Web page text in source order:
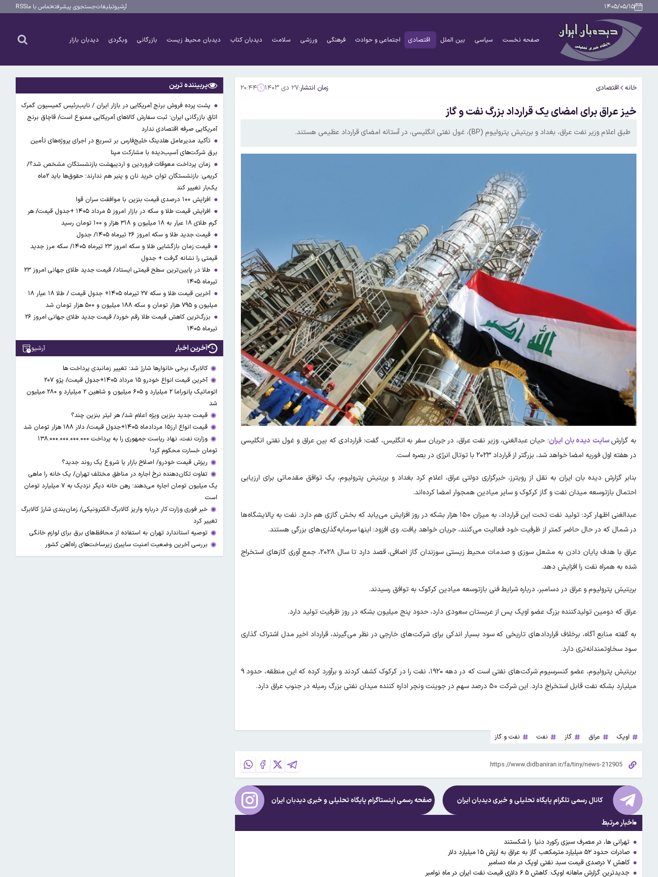
۱۴۰۵/۰۵/۱۵ آرشیوتبلیغاتجستجوی پیشرفتهتماس با ماRSS
صفحه نخست سیاسی بین الملل اقتصادی اجتماعی و حوادث فرهنگی ورزشی سلامت دیدبان کتاب دیدبان محیط زیست بازرگانی وبگردی دیدبان بازار
خانه اقتصادی زمان انتشار:۲۷ دی ۱۴۰۳ ۲۰:۴۴
خیز عراق برای امضای یک قرارداد بزرگ نفت و گاز
طبق اعلام وزیر نفت عراق، بغداد و بریتیش پترولیوم (BP)، غول نفتی انگلیسی، در آستانه امضای قرارداد عظیمی هستند.
به گزارشسایت دیده بان ایران؛ حیان عبدالغنی، وزیر نفت عراق، در جریان سفر به انگلیس، گفت: قراردادی که بین عراق و غول نفتی انگلیسی
در هفته اول فوریه امضا خواهد شد، بزرگتر از قرارداد ۲۰۲۳ با توتال انرژی در بصره است.
بنابر گزارش دیده بان ایران به نقل از رویترز، خبرگزاری دولتی عراق، اعلام کرد بغداد و بریتیش پترولیوم، یک توافق مقدماتی برای ارزیابی
احتمال بازتوسعه میدان نفت و گاز کرکوک و سایر میادین همجوار امضا کرده‌اند.
عبدالغنی اظهار کرد: تولید نفت تحت این قرارداد، به میزان ۱۵۰ هزار بشکه در روز افزایش می‌یابد که بخش گازی هم دارد. نفت به پالایشگاه‌ها
در شمال که در حال حاضر کمتر از ظرفیت خود فعالیت می‌کنند، جریان خواهد یافت. وی افزود: اینها سرمایه‌گذاری‌های بزرگی هستند.
عراق با هدف پایان دادن به مشعل سوزی و صدمات محیط زیستی سوزندان گاز اضافی، قصد دارد تا سال ۲۰۲۸، جمع آوری گاز‌های استخراج
شده به همراه نفت را افزایش دهد.
بریتیش پترولیوم و عراق در دسامبر، درباره شرایط فنی بازتوسعه میادین کرکوک به توافق رسیدند.
عراق که دومین تولیدکننده بزرگ عضو اوپک پس از عربستان سعودی دارد، حدود پنج میلیون بشکه در روز ظرفیت تولید دارد.
به گفته منابع آگاه، برخلاف قرارداد‌های تاریخی که سود بسیار اندکی برای شرکت‌های خارجی در نظر می‌گیرند، قرارداد اخیر مدل اشتراک گذاری
سود سخاوتمندانه‌تری دارد.
بریتیش پترولیوم، عضو کنسرسیوم شرکت‌های نفتی است که در دهه ۱۹۲۰، نفت را در کرکوک کشف کردند و برآورد کرده که این منطقه، حدود ۹
میلیارد بشکه نفت قابل استخراج دارد. این شرکت ۵۰ درصد سهم در جوینت ونچر اداره کننده میدان نفتی بزرگ رمیله در جنوب عراق دارد.
اوپک عراق گاز نفت نفت و گاز
کانال رسمی تلگرام پایگاه تحلیلی و خبریدیدبان ایران صفحه رسمی اینستاگرام پایگاه تحلیلی و خبریدیدبان ایران
اخبار مرتبط
تهرانی ها، در مصرف سبزی رکورد دنیا را شکستند
صادرات حدود ۵۲ میلیارد مترمکعب گاز به عراق‌ به ارزش ۱۵ میلیارد دلار
کاهش ۷ درصدی قیمت سبد نفتی اوپک در ماه دسامبر
جدیدترین گزارش ماهانه اوپک: کاهش ۶.۵ دلاری قیمت نفت ایران در ماه نوامبر
پربیننده ترین
پشت پرده فروش برنج آمریکایی در بازار ایران / نایب‌رئیس کمیسیون گمرک
اتاق بازرگانی ایران؛ ثبت سفارش کالاهای آمریکایی ممنوع است/ قاچاق برنج
آمریکایی صرفه اقتصادی ندارد
تأکید مدیرعامل هلدینگ خلیج‌فارس بر تسریع در اجرای پروژه‌های تأمین
برق شرکت‌های آسیب‌دیده با مشارکت مپنا
زمان پرداخت معوقات فروردین و اردیبهشت بازنشستگان مشخص شد؟/
کریمی: بازنشستگان توان خرید نان و پنیر هم ندارند؛ حقوق‌ها باید ۲ماه
یک‌بار تغییر کند
افزایش ۱۰۰ درصدی قیمت بنزین با موافقت سران قوا
افزایش قیمت طلا و سکه در بازار امروز ۵ مرداد ۱۴۰۵ +جدول قیمت/ هر
گرم طلای ۱۸ عیار به ۱۸ میلیون و ۳۱۸ هزار و ۱۰۰ تومان رسید
قیمت جدید طلا و سکه امروز ۲۶ تیرماه ۱۴۰۵/ جدول
قیمت زمان بازگشایی طلا و سکه امروز ۲۳ تیرماه ۱۴۰۵/ سکه مرز جدید
قیمتی را نشانه گرفت + جدول
طلا در پایین‌ترین سطح قیمتی ایستاد/ قیمت جدید طلای جهانی امروز ۲۳
تیرماه ۱۴۰۵
آخرین قیمت طلا و سکه ۲۷ تیرماه ۱۴۰۵+ جدول قیمت / طلا ۱۸ عیار ۱۸
میلیون و ۷۹۵ هزار تومان و سکه ۱۸۸ میلیون و ۵۰۰ هزار تومان شد
بزرگ‌ترین کاهش قیمت طلا رقم خورد/ قیمت جدید طلای جهانی امروز ۲۶
تیرماه ۱۴۰۵
آخرین اخبار آرشیو
کالابرگ برخی خانوارها شارژ شد؛ تغییر زمانبدی پرداخت ها
آخرین قیمت انواع خودرو ۱۵ مرداد ۱۴۰۵+جدول قیمت/ پژو ۲۰۷
اتوماتیک پانوراما ۲ میلیارد و ۶۰۵ میلیون و شاهین ۲ میلیارد و ۲۸۰ میلیون
شد
قیمت جدید بنزین ویژه اعلام شد/ هر لیتر بنزین چند؟
قیمت انواع ارز۱۵ مردادماه ۱۴۰۵+جدول قیمت/ دلار ۱۸۸ هزار تومان شد
وزارت نفت، نهاد ریاست جمهوری را به پرداخت ۱۳۸.۰۰۰.۰۰۰.۰۰۰.۰۰۰
تومان خسارت محکوم کرد!
ریزش قیمت خودرو/ اصلاح بازار یا شروع یک روند جدید؟
تفاوت تکان‌دهنده نرخ اجاره در مناطق مختلف تهران/ یک خانه را ماهی
یک میلیون تومان اجاره می‌دهند؛ رهن خانه دیگر نزدیک به ۷ میلیارد تومان
است
خبر فوری وزارت کار درباره واریز کالابرگ الکترونیکی/ زمان‌بندی شارژ کالابرگ
تغییر کرد
توصیه استاندارد تهران به استفاده از محافظ‌های برق برای لوازم خانگی
بررسی آخرین وضعیت امنیت سایبری زیرساخت‌های راه‌آهن کشور